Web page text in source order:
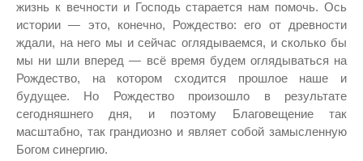
жизнь к вечности и Господь старается нам помочь. Ось
истории — это, конечно, Рождество: его от древности
ждали, на него мы и сейчас оглядываемся, и сколько бы
мы ни шли вперед — всё время будем оглядываться на
Рождество, на котором сходится прошлое наше и
будущее. Но Рождество произошло в результате
сегодняшнего дня, и поэтому Благовещение так
масштабно, так грандиозно и являет собой замысленную
Богом синергию.